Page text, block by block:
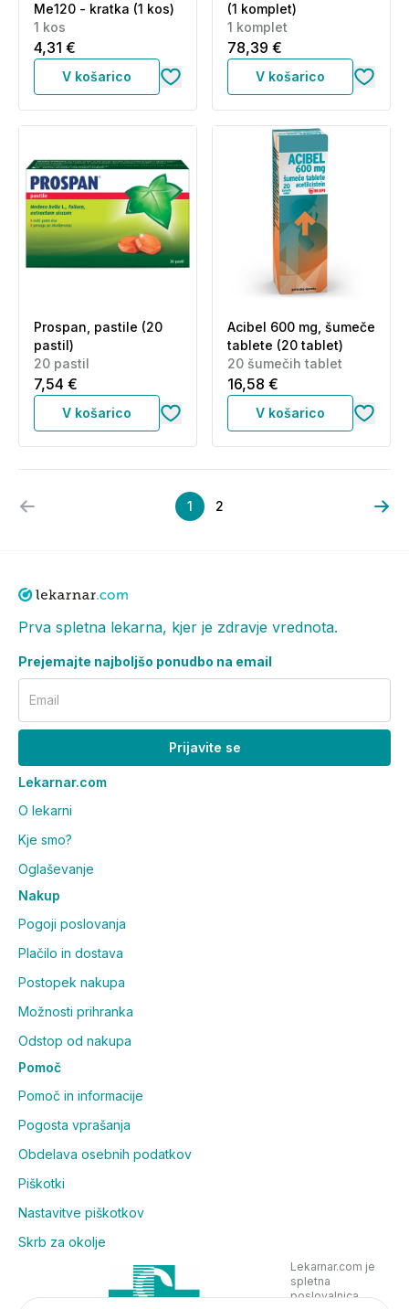
Me120 - kratka (1 kos)
1 kos
4,31 €
V košarico
(1 komplet)
1 komplet
78,39 €
V košarico
Prospan, pastile (20
pastil)
20 pastil
7,54 €
V košarico
Acibel 600 mg, šumeče
tablete (20 tablet)
20 šumečih tablet
16,58 €
V košarico
1 2
Prva spletna lekarna, kjer je zdravje vrednota.
Prejemajte najboljšo ponudbo na email
Email
Prijavite se
Lekarnar.com
O lekarni
Kje smo?
Oglaševanje
Nakup
Pogoji poslovanja
Plačilo in dostava
Postopek nakupa
Možnosti prihranka
Odstop od nakupa
Pomoč
Pomoč in informacije
Pogosta vprašanja
Obdelava osebnih podatkov
Piškotki
Nastavitve piškotkov
Skrb za okolje
Lekarnar.com je
spletna
poslovalnica